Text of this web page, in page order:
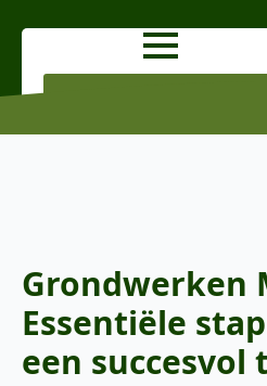
Grondwerken
Essentiële
een